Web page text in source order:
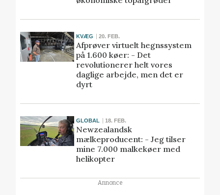
KVÆG 20. FEB.
Afprøver virtuelt hegnssystem
på 1.600 køer: - Det
revolutionerer helt vores
daglige arbejde, men det er
dyrt
GLOBAL 18. FEB.
Newzealandsk
mælkeproducent: - Jeg tilser
mine 7.000 malkekøer med
helikopter
Annonce